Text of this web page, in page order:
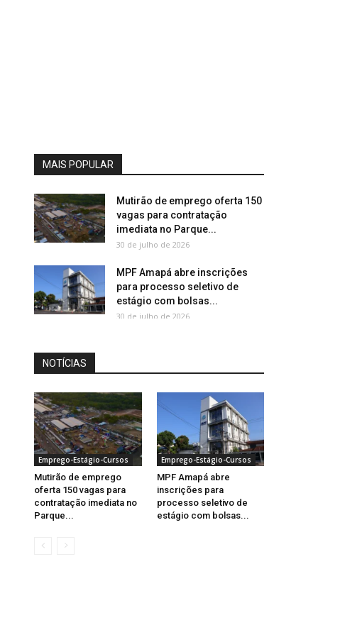
MAIS POPULAR
Mutirão de emprego oferta 150
vagas para contratação
imediata no Parque...
30 de julho de 2026
MPF Amapá abre inscrições
para processo seletivo de
estágio com bolsas...
30 de julho de 2026
NOTÍCIAS
Emprego-Estágio-Cursos
Mutirão de emprego
oferta 150 vagas para
contratação imediata no
Parque...
Emprego-Estágio-Cursos
MPF Amapá abre
inscrições para
processo seletivo de
estágio com bolsas...